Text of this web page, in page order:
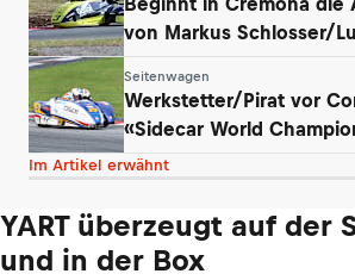
von Markus Schlosser/
Seitenwagen
Werkstetter/Pirat vor
«Sidecar World
kommen!»
Im Artikel erwähnt
YART überzeugt auf der
und in der Box